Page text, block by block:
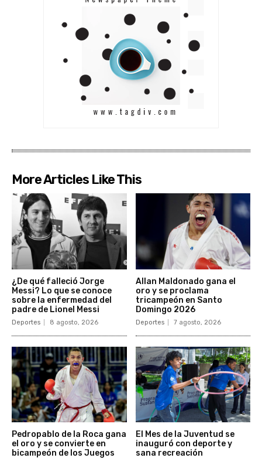
More Articles Like This
¿De qué falleció Jorge
Messi? Lo que se conoce
sobre la enfermedad del
padre de Lionel Messi
Deportes 8 agosto, 2026
Allan Maldonado gana el
oro y se proclama
tricampeón en Santo
Domingo 2026
Deportes 7 agosto, 2026
Pedropablo de la Roca gana
el oro y se convierte en
bicampeón de los Juegos
El Mes de la Juventud se
inauguró con deporte y
sana recreación